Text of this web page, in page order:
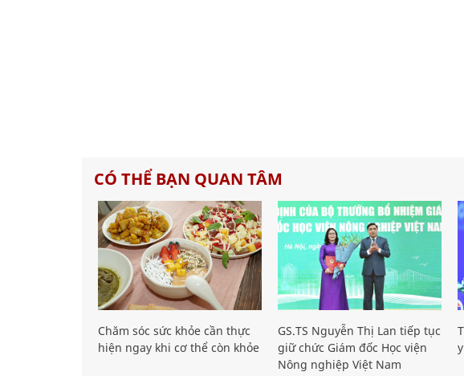
CÓ THỂ BẠN QUAN TÂM
Chăm sóc sức khỏe cần thực
hiện ngay khi cơ thể còn khỏe
GS.TS Nguyễn Thị Lan tiếp tục
giữ chức Giám đốc Học viện
Nông nghiệp Việt Nam